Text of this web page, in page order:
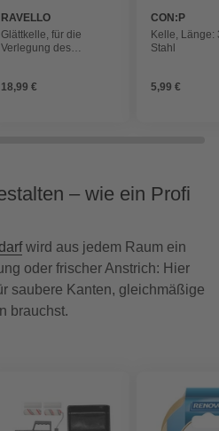
RAVELLO
Glättkelle, für die
Verlegung des
0,7 mm
18,99 €
CON:P
Kelle, Länge:
Stahl
5,99 €
– wie ein Profi
wird aus jedem Raum ein
oder frischer Anstrich: Hier
saubere Kanten, gleichmäßige
brauchst.